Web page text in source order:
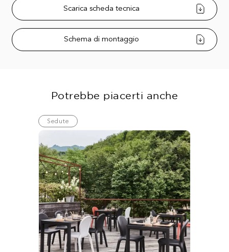
Scarica scheda tecnica
Schema di montaggio
Potrebbe piacerti anche
Sedute